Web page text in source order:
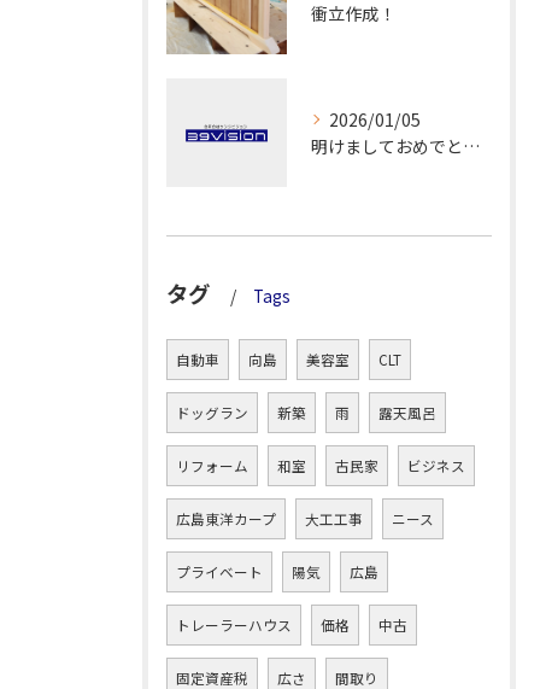
衝立作成！
2026/01/05
明けましておめでとうございます！
タグ Tags
自動車 向島 美容室 CLT
ドッグラン 新築 雨 露天風呂
リフォーム 和室 古民家 ビジネス
広島東洋カープ 大工工事 ニース
プライベート 陽気 広島
トレーラーハウス 価格 中古
固定資産税 広さ 間取り